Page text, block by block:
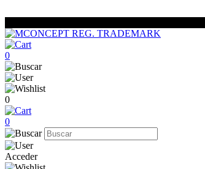
0
0
0
Acceder